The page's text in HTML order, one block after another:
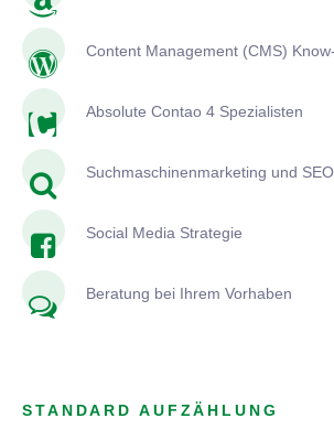
Content Management (CMS)
Absolute Contao 4 Spezialisten
Suchmaschinenmarketing und SEO
Social Media Strategie
Beratung bei Ihrem Vorhaben
STANDARD AUFZÄHLUNG